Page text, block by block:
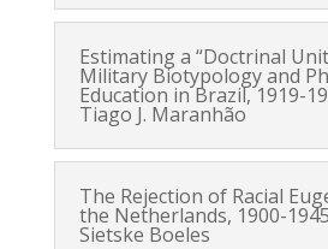
Estimating a “Doctrinal
Military Biotypology and
Education in Brazil, 1919-
Tiago J. Maranhão
The Rejection of Racial
the Netherlands, 1900-
Sietske Boeles